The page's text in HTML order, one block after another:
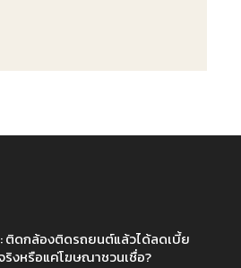
: ติดกล้องติดรถยนต์แล้วได้ลดเบี้ย
ริงหรือแค่โฆษณาชวนเชื่อ?